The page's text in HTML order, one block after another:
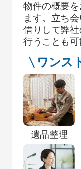
物件の概要
ます。立ち
借りして弊
行うことも可
ワンス
遺品整理